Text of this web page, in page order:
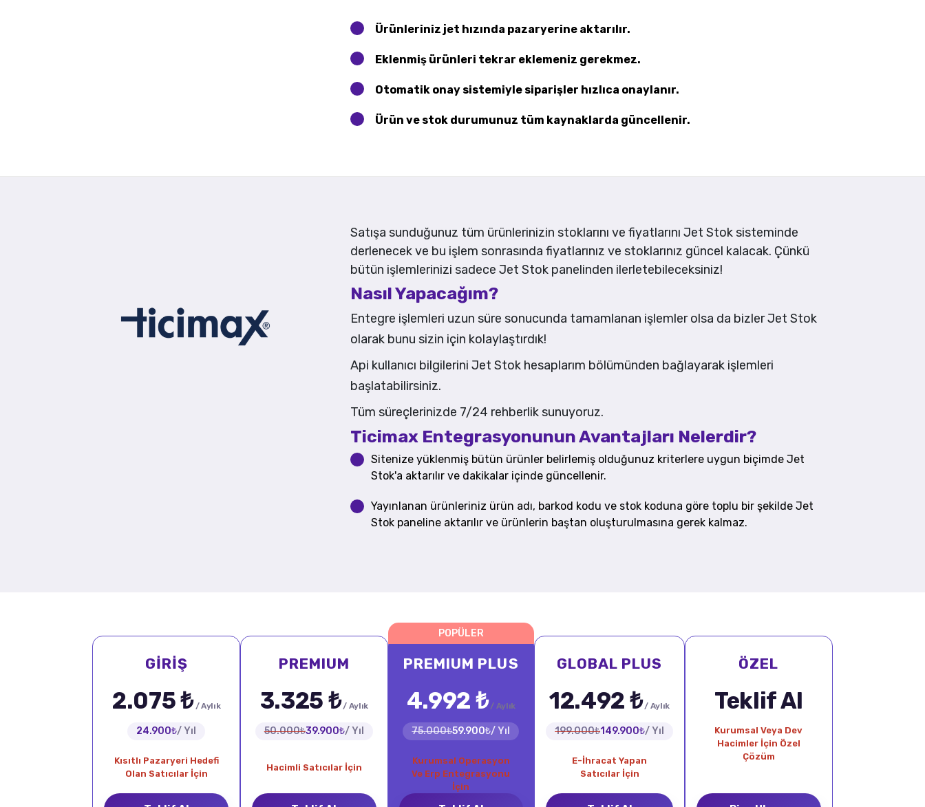
Ürünleriniz jet hızında pazaryerine aktarılır.
Eklenmiş ürünleri tekrar eklemeniz gerekmez.
Otomatik onay sistemiyle siparişler hızlıca onaylanır.
Ürün ve stok durumunuz tüm kaynaklarda güncellenir.
Satışa sunduğunuz tüm ürünlerinizin stoklarını ve fiyatlarını Jet Stok sisteminde
derlenecek ve bu işlem sonrasında fiyatlarınız ve stoklarınız güncel kalacak. Çünkü
bütün işlemlerinizi sadece Jet Stok panelinden ilerletebileceksiniz!
Nasıl Yapacağım?
Entegre işlemleri uzun süre sonucunda tamamlanan işlemler olsa da bizler Jet Stok
olarak bunu sizin için kolaylaştırdık!
Api kullanıcı bilgilerini Jet Stok hesaplarım bölümünden bağlayarak işlemleri
başlatabilirsiniz.
Tüm süreçlerinizde 7/24 rehberlik sunuyoruz.
Ticimax Entegrasyonunun Avantajları Nelerdir?
Sitenize yüklenmiş bütün ürünler belirlemiş olduğunuz kriterlere uygun biçimde Jet
Stok'a aktarılır ve dakikalar içinde güncellenir.
Yayınlanan ürünleriniz ürün adı, barkod kodu ve stok koduna göre toplu bir şekilde Jet
Stok paneline aktarılır ve ürünlerin baştan oluşturulmasına gerek kalmaz.
GİRİŞ
2.075 ₺ / Aylık
24.900₺/ Yıl
Kısıtlı Pazaryeri Hedefi
Olan Satıcılar İçin
PREMIUM
3.325 ₺ / Aylık
50.000₺39.900₺/ Yıl
Hacimli Satıcılar İçin
POPÜLER
PREMIUM PLUS
4.992 ₺ / Aylık
75.000₺59.900₺/ Yıl
Kurumsal Operasyon
Ve Erp Entegrasyonu
İçin
GLOBAL PLUS
12.492 ₺ / Aylık
199.000₺149.900₺/ Yıl
E-İhracat Yapan
Satıcılar İçin
ÖZEL
Teklif Al
Kurumsal Veya Dev
Hacimler İçin Özel
Çözüm